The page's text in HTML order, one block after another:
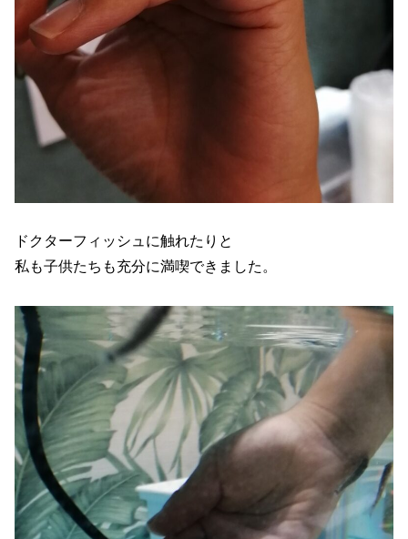
ドクターフィッシュに触れたりと
私も子供たちも充分に満喫できました。